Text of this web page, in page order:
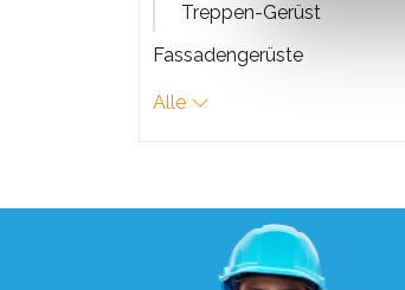
Treppen-Gerüst
Fassadengerüste
Alle